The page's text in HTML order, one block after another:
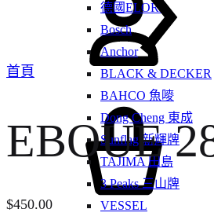
德國ELORA
Bosch
Anchor
BLACK & DECKER
BAHCO 魚嘜
Dong Cheng 東成
Sunflag 新輝牌
TAJIMA 田島
3 Peaks 三山牌
VESSEL
首頁
EBOUE
$450.00